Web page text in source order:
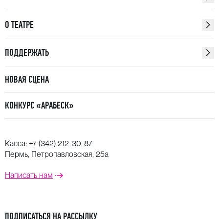
О ТЕАТРЕ
ПОДДЕРЖАТЬ
НОВАЯ СЦЕНА
КОНКУРС «АРАБЕСК»
Касса: +7 (342) 212-30-87
Пермь, Петропавловская, 25а
Написать нам
ПОДПИСАТЬСЯ НА РАССЫЛКУ